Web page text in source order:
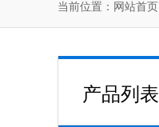
当前位置： 网站首页
产品列表